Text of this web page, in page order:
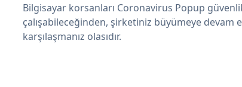
Bilgisayar korsanları Coronavirus Popup
çalışabileceğinden, şirketiniz büyümeye devam
karşılaşmanız olasıdır.